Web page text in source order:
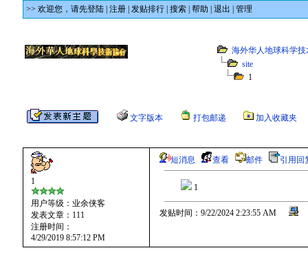
>> 欢迎您， 请先登陆| 注册| 发贴排行| 搜索| 帮助 退出 管理
海外华人地球科学技
site
1
文字版本 打包邮递 加入收藏夹
1
用户等级：业余侠客
发表文章：111
注册时间：
4/29/2019 8:57:12 PM
短消息 查看 邮件 引用回
1
发贴时间：9/22/2024 2:23:55 AM